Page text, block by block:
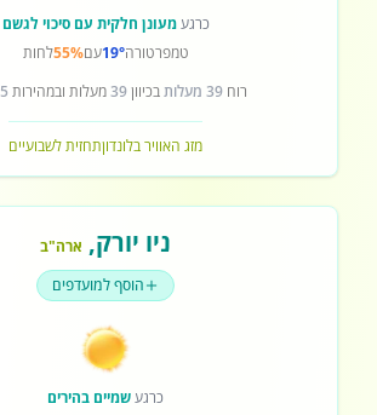
כרגעמעונן חלקית עם סיכוי לגשם
טמפרטורה19°עם55%לחות
רוח 39 מעלות בכיוון39מעלות ובמהירות 5
מזג האוויר בלונדוןתחזית לשבועיים
ניו יורק, ארה"ב
הוסף למועדפים
כרגעשמיים בהירים